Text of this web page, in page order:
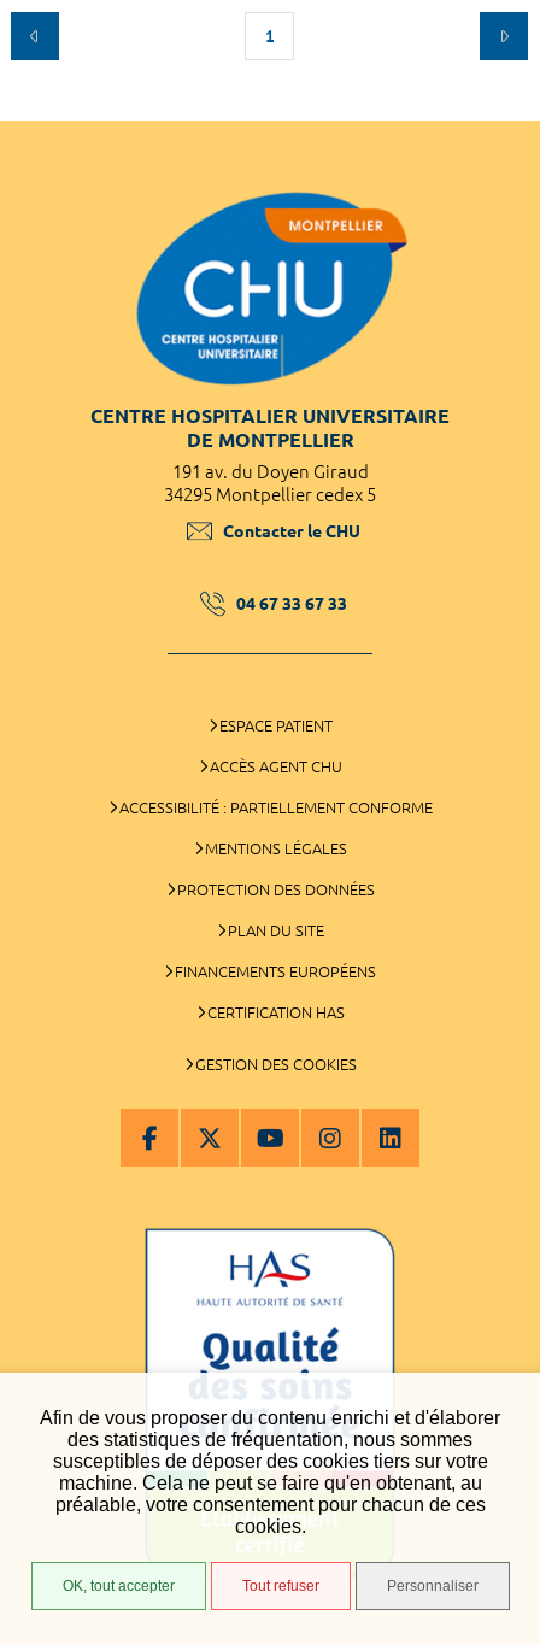
Afin de vous proposer du contenu enrichi et d'élaborer
des statistiques de fréquentation, nous sommes
susceptibles de déposer des cookies tiers sur votre
machine. Cela ne peut se faire qu'en obtenant, au
préalable, votre consentement pour chacun de ces
cookies.
OK, tout accepter Tout refuser Personnaliser
1
CENTRE HOSPITALIER UNIVERSITAIRE
DE MONTPELLIER
191 av. du Doyen Giraud
34295 Montpellier cedex 5
Contacter le CHU
04 67 33 67 33
ESPACE PATIENT
ACCÈS AGENT CHU
ACCESSIBILITÉ : PARTIELLEMENT CONFORME
MENTIONS LÉGALES
PROTECTION DES DONNÉES
PLAN DU SITE
FINANCEMENTS EUROPÉENS
CERTIFICATION HAS
GESTION DES COOKIES